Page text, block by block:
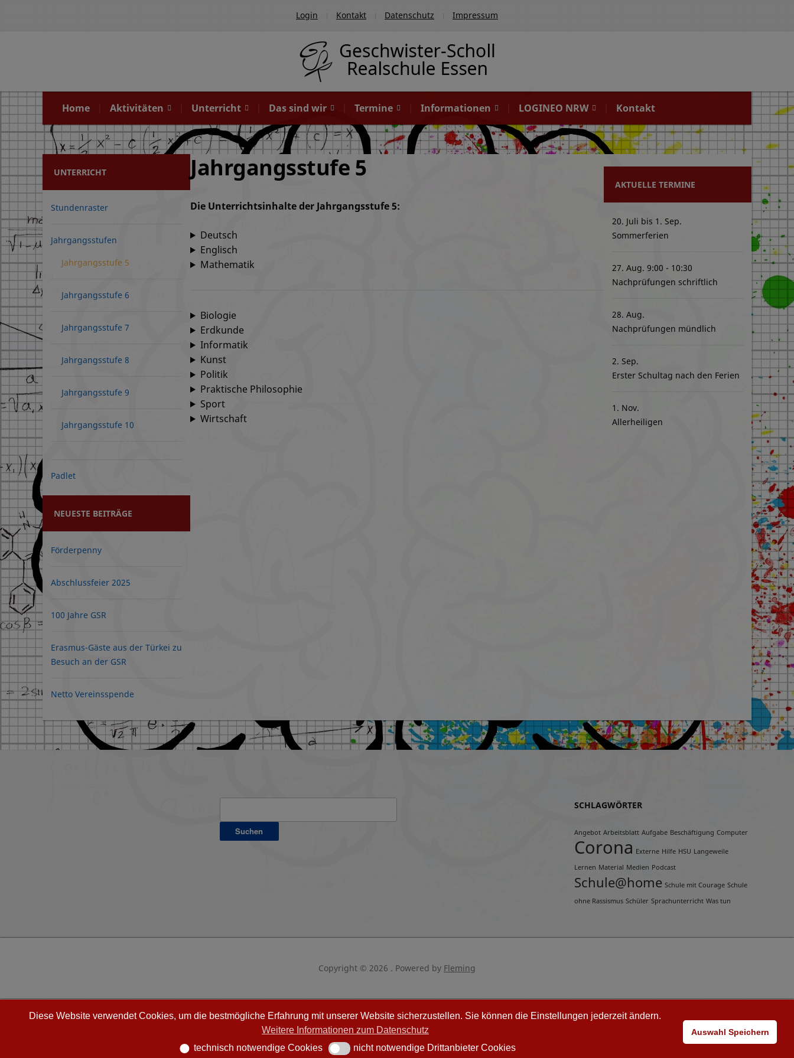
Login Kontakt Datenschutz Impressum
Home Aktivitäten Unterricht Das sind wir Termine Informationen LOGINEO NRW Kontakt
UNTERRICHT
Stundenraster
Jahrgangsstufen
Jahrgangsstufe 5
Jahrgangsstufe 6
Jahrgangsstufe 7
Jahrgangsstufe 8
Jahrgangsstufe 9
Jahrgangsstufe 10
Padlet
NEUESTE BEITRÄGE
Förderpenny
Abschlussfeier 2025
100 Jahre GSR
Erasmus-Gäste aus der Türkei zu
Besuch an der GSR
Netto Vereinsspende
Jahrgangsstufe 5
Die Unterrichtsinhalte der Jahrgangsstufe 5:
Deutsch
Englisch
Mathematik
Biologie
Erdkunde
Informatik
Kunst
Politik
Praktische Philosophie
Sport
Wirtschaft
AKTUELLE TERMINE
20. Juli bis 1. Sep.
Sommerferien
27. Aug. 9:00
10:30
Nachprüfungen schriftlich
28. Aug.
Nachprüfungen mündlich
2. Sep.
Erster Schultag nach den Ferien
1. Nov.
Allerheiligen
nach:
SCHLAGWÖRTER
Angebot Arbeitsblatt Aufgabe Beschäftigung Computer
Corona Externe Hilfe HSU Langeweile
Lernen Material Medien Podcast
Schule@home Schule mit Courage Schule
ohne Rassismus Schüler Sprachunterricht Was tun
Copyright © 2026 . Powered by Fleming
Diese Website verwendet Cookies, um die bestmögliche Erfahrung mit unserer Website sicherzustellen. Sie können die Einstellungen jederzeit ändern.
Weitere Informationen zum Datenschutz
technisch notwendige Cookies
technisch notwendige Cookies nicht notwendige Drittanbieter Cookies
nicht notwendige Drittanbieter Cookies
Auswahl Speichern